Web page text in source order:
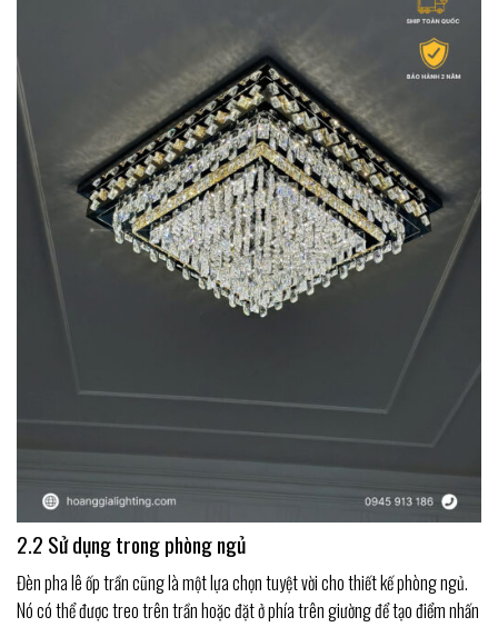
2.2 Sử dụng trong phòng ngủ
Đèn pha lê ốp trần cũng là một lựa chọn tuyệt vời cho thiết kế phòng ngủ.
Nó có thể được treo trên trần hoặc đặt ở phía trên giường để tạo điểm nhấn